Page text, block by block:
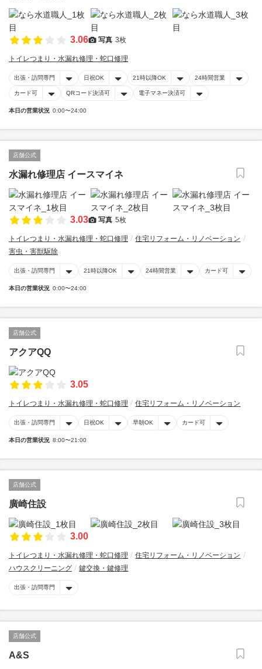
3.06 写真 3枚
トイレつまり・水漏れ修理・蛇口修理
出張・訪問専門 日祝OK 21時以降OK 24時間営業
カード可 QRコード決済可 電子マネー決済可
本日の営業状況 0:00〜24:00
店舗公式
水漏れ修理店 イースマイネ
3.03 写真 5枚
トイレつまり・水漏れ修理・蛇口修理
住宅リフォーム・リノベーション
害虫・害獣駆除
出張・訪問専門 21時以降OK 24時間営業 カード可
本日の営業状況 0:00〜24:00
店舗公式
アクアQQ
3.05
トイレつまり・水漏れ修理・蛇口修理 住宅リフォーム・リノベーション
出張・訪問専門 日祝OK 早朝OK カード可
本日の営業状況 8:00〜21:00
店舗公式
廣崎住設
3.00
トイレつまり・水漏れ修理・蛇口修理
住宅リフォーム・リノベーション
ハウスクリーニング
鍵交換・鍵修理
出張・訪問専門
店舗公式
A&S